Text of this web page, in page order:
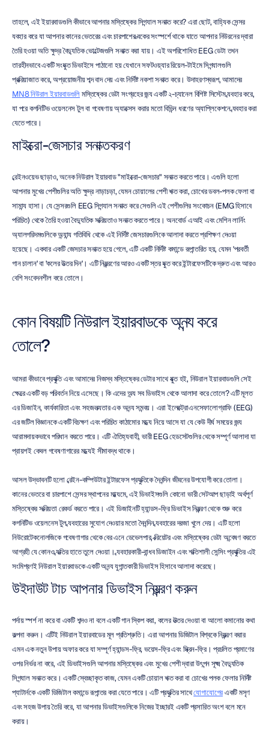
তাহলে, এই ইয়ারবাডগুলি কীভাবে আপনার মস্তিষ্কের সিগন্যাল সনাক্ত করে? এরা ছোট, বাহ্যিক সেন্সর
ব্যবহার করে যা আপনার কানের ভেতরের এবং চারপাশের ত্বকের সংস্পর্শে থাকে যাতে আপনার নিউরনের দ্বারা
তৈরি হওয়া অতি ক্ষুদ্র বৈদ্যুতিক ভোল্টেজগুলি সনাক্ত করা যায়। এই অপরিশোধিত EEG ডেটা তখন
তারহীনভাবে একটি সংযুক্ত ডিভাইসে পাঠানো হয় যেখানে সফটওয়্যার রিয়েল-টাইমে সিগন্যালগুলি
MN8 নিউরাল ইয়ারবাডগুলি মস্তিষ্কের ডেটা সংগ্রহের জন্য একটি ২-চ্যানেল বিশিষ্ট সিস্টেম ব্যবহার করে,
যা পরে কগনিটিভ ওয়েলনেস টুল বা গবেষণায় অ্যাক্সেস করার মতো বিভিন্ন ধরণের অ্যাপ্লিকেশনে ব্যবহার করা
যেতে পারে।
মাইক্রো-জেসচার সনাক্তকরণ
ব্রেইনওয়েভ ছাড়াও, অনেক নিউরাল ইয়ারবাড "মাইক্রো-জেসচার" সনাক্ত করতে পারে। এগুলি হলো
আপনার মুখের পেশীগুলির অতি ক্ষুদ্র নাড়াচড়া, যেমন চোয়ালের পেশী শক্ত করা, চোখের ডবল-পলক ফেলা বা
সামান্য হাসা। যে সেন্সরগুলি EEG সিগন্যাল সনাক্ত করে সেগুলি এই পেশীগুলির সংকোচন (EMG হিসাবে
পরিচিত) থেকে তৈরি হওয়া বৈদ্যুতিক সক্রিয়তাও সনাক্ত করতে পারে। অনবোর্ড এআই এবং মেশিন লার্নিং
অ্যালগরিদমগুলিকে অন্যান্য গতিবিধি থেকে এই নির্দিষ্ট জেসচারগুলিকে আলাদা করতে প্রশিক্ষণ দেওয়া
হয়েছে। একবার একটি জেসচার সনাক্ত হয়ে গেলে, এটি একটি নির্দিষ্ট কমান্ডে রূপান্তরিত হয়, যেমন 'পরবর্তী
গান চালান' বা 'কলের উত্তর দিন'। এটি নিয়ন্ত্রণের আরও একটি স্তর যুক্ত করে ইন্টারফেসটিকে দ্রুত এবং আরও
বেশি সংবেদনশীল করে তোলে।
কোন বিষয়টি নিউরাল ইয়ারবাডকে অনন্য করে
তোলে?
আমরা কীভাবে প্রযুক্তি এবং আমাদের নিজস্ব মস্তিষ্কের ডেটার সাথে যুক্ত হই, নিউরাল ইয়ারবাডগুলি সেই
ক্ষেত্রে একটি বড় পরিবর্তন নিয়ে এসেছে। কি এদের অন্য সব ডিভাইস থেকে আলাদা করে তোলে? এটি মূলত
এর ডিজাইন, কার্যকারিতা এবং সহজলভ্যতার এক অনন্য সমন্বয়। এরা ইলেক্ট্রোএনসেফালোগ্রাফি (EEG)
এর জটিল বিজ্ঞানকে একটি বিচক্ষণ এবং পরিচিত কাঠামোর মধ্যে নিয়ে আসে যা যে কেউ দীর্ঘ সময়ের জন্য
আরামদায়কভাবে পরিধান করতে পারে। এটি ঐতিহ্যবাহী, ভারী EEG হেডসেটগুলির থেকে সম্পূর্ণ আলাদা যা
প্রায়শই কেবল গবেষণাগারের মধ্যেই সীমাবদ্ধ থাকে।
আসল উদ্ভাবনটি হলো ব্রেইন-কম্পিউটার ইন্টারফেস প্রযুক্তিকে দৈনন্দিন জীবনের উপযোগী করে তোলা।
কানের ভেতরে বা চারপাশে সেন্সর স্থাপনের মাধ্যমে, এই ডিভাইসগুলি কোনো ভারী সেটআপ ছাড়াই অর্থপূর্ণ
মস্তিষ্কের সক্রিয়তা রেকর্ড করতে পারে। এই ডিজাইনটি হ্যান্ডস-ফ্রি ডিভাইস নিয়ন্ত্রণ থেকে শুরু করে
কগনিটিভ ওয়েলনেস টুল ব্যবহারের সুযোগ দেওয়ার মতো দৈনন্দিন ব্যবহারের দরজা খুলে দেয়। এটি হলো
নিউরোটেকনোলজিকে গবেষণাগার থেকে বের এনে ডেভেলপার, ক্রিয়েটর এবং মস্তিষ্কের ডেটা অন্বেষণ করতে
আগ্রহী যে কোনও ব্যক্তির হাতে তুলে দেওয়া। ব্যবহারকারী-বান্ধব ডিজাইন এবং শক্তিশালী সেন্সিং প্রযুক্তির এই
সংমিশ্রণই নিউরাল ইয়ারবাডকে একটি অনন্য যুগান্তকারী ডিভাইস হিসাবে আলাদা করেছে।
উইদাউট টাচ আপনার ডিভাইস নিয়ন্ত্রণ করুন
পর্দায় স্পর্শ না করে বা একটি শব্দও না বলে একটি গান স্কিপ করা, কলের উত্তর দেওয়া বা আলো কমানোর কথা
কল্পনা করুন। এটিই নিউরাল ইয়ারবাডের মূল প্রতিশ্রুতি। এরা আপনার ডিজিটাল বিশ্বকে নিয়ন্ত্রণ করার
এমন এক নতুন উপায় অফার করে যা সম্পূর্ণ হ্যান্ডস-ফ্রি, ভয়েস-ফ্রি এবং স্ক্রিন-ফ্রি। প্রচলিত প্রমাণের
ওপর নির্ভর না করে, এই ডিভাইসগুলি আপনার মস্তিষ্কের এবং মুখের পেশী দ্বারা উৎপন্ন সূক্ষ্ম বৈদ্যুতিক
সিগন্যাল সনাক্ত করে। একটি স্বেচ্ছাকৃত কাজ, যেমন একটি চোয়াল শক্ত করা বা চোখের পলক ফেলার নির্দিষ্ট
প্যাটার্নকে একটি ডিজিটাল কমান্ডে রূপান্তর করা যেতে পারে। এটি প্রযুক্তির সাথে যোগাযোগের একটি মসৃণ
এবং সহজ উপায় তৈরি করে, যা আপনার ডিভাইসগুলিকে নিজের ইচ্ছারই একটি প্রসারিত অংশ বলে মনে
করায়।